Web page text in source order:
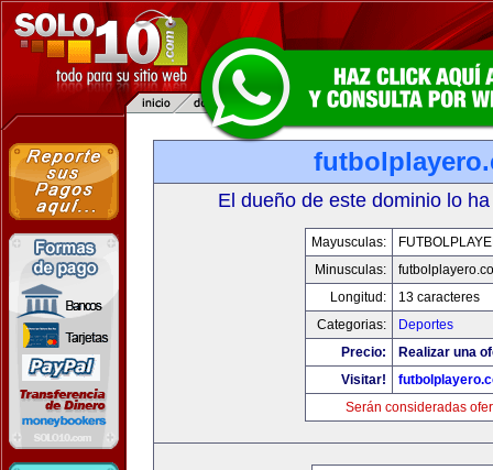
El dueño de este dominio lo
Mayusculas:
Minusculas:
Longitud:
13 caracteres
Categorias:
Deportes
Precio:
Realizar una
Visitar!
Serán consideradas